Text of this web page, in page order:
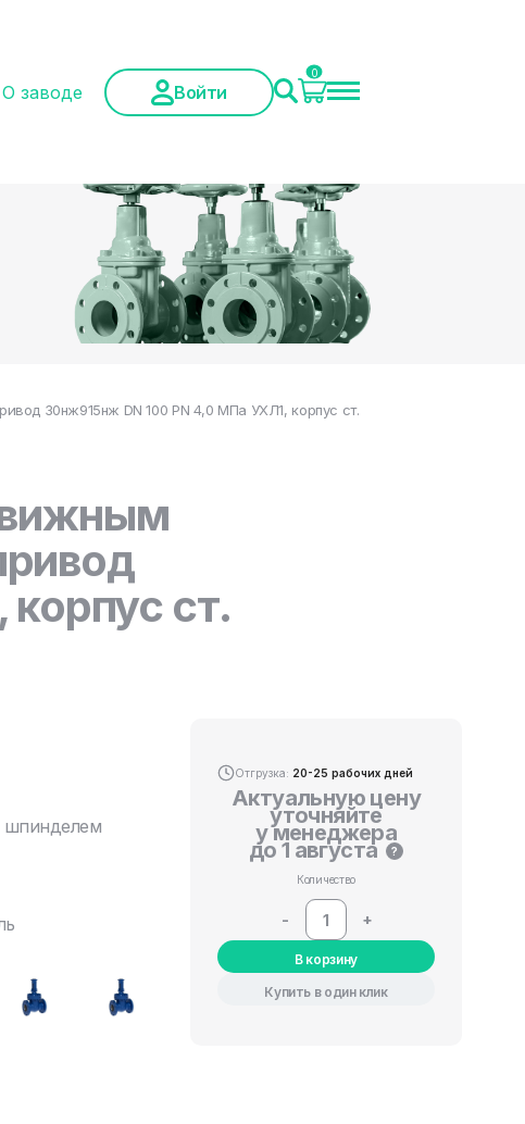
О заводе Войти
0
30нж915нж DN 100 PN 4,0 МПа УХЛ1, корпус ст.
ст.
шпинделем
Отгрузка: 20-25 рабочих дней
Актуальную цену
уточняйте
у менеджера
до 1 августа ?
Количество
- +
В корзину
Купить в один клик